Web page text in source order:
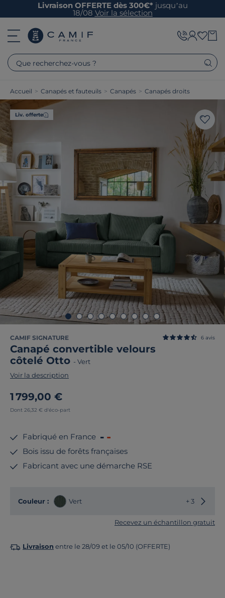
Livraison OFFERTE dès 300€* jusqu’au
18/08 Voir la sélection
Que recherchez-vous ?
Accueil > Canapés et fauteuils > Canapés > Canapés droits
Liv. offerte
CAMIF SIGNATURE
Canapé convertible velours
côtelé Otto - Vert
6 avis
Voir la description
1 799,00 €
Dont 26,32 € d'éco-part
Fabriqué en France
Bois issu de forêts françaises
Fabricant avec une démarche RSE
Couleur : Vert + 3
Recevez un échantillon gratuit
Livraison entre le 28/09 et le 05/10 (OFFERTE)